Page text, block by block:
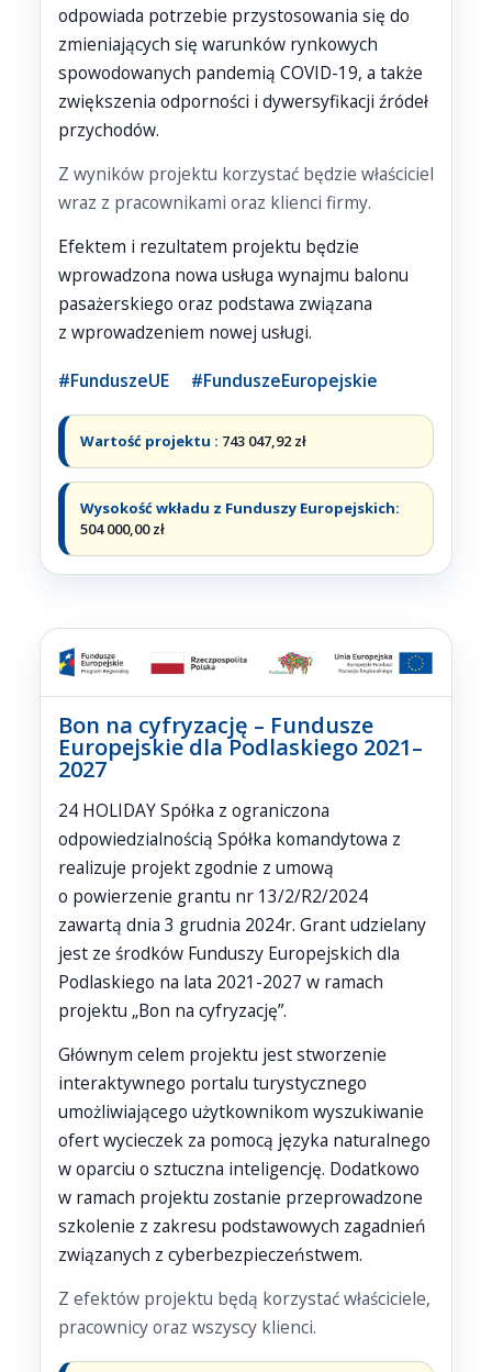
odpowiada potrzebie przystosowania się do
zmieniających się warunków rynkowych
spowodowanych pandemią COVID-19, a także
zwiększenia odporności i dywersyfikacji źródeł
przychodów.
Z wyników projektu korzystać będzie właściciel
wraz z pracownikami oraz klienci firmy.
Efektem i rezultatem projektu będzie
wprowadzona nowa usługa wynajmu balonu
pasażerskiego oraz podstawa związana
z wprowadzeniem nowej usługi.
#FunduszeUE #FunduszeEuropejskie
Wartość projektu : 743 047,92 zł
Wysokość wkładu z Funduszy Europejskich:
504 000,00 zł
Bon na cyfryzację – Fundusze
Europejskie dla Podlaskiego 2021–
2027
24 HOLIDAY Spółka z ograniczona
odpowiedzialnością Spółka komandytowa z
realizuje projekt zgodnie z umową
o powierzenie grantu nr 13/2/R2/2024
zawartą dnia 3 grudnia 2024r. Grant udzielany
jest ze środków Funduszy Europejskich dla
Podlaskiego na lata 2021-2027 w ramach
projektu „Bon na cyfryzację”.
Głównym celem projektu jest stworzenie
interaktywnego portalu turystycznego
umożliwiającego użytkownikom wyszukiwanie
ofert wycieczek za pomocą języka naturalnego
w oparciu o sztuczna inteligencję. Dodatkowo
w ramach projektu zostanie przeprowadzone
szkolenie z zakresu podstawowych zagadnień
związanych z cyberbezpieczeństwem.
Z efektów projektu będą korzystać właściciele,
pracownicy oraz wszyscy klienci.